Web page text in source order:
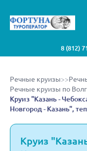
8 (812)
Речные круизы>>
Речные круизы по
Круиз "Казань -
Новгород - Казань",
Круиз